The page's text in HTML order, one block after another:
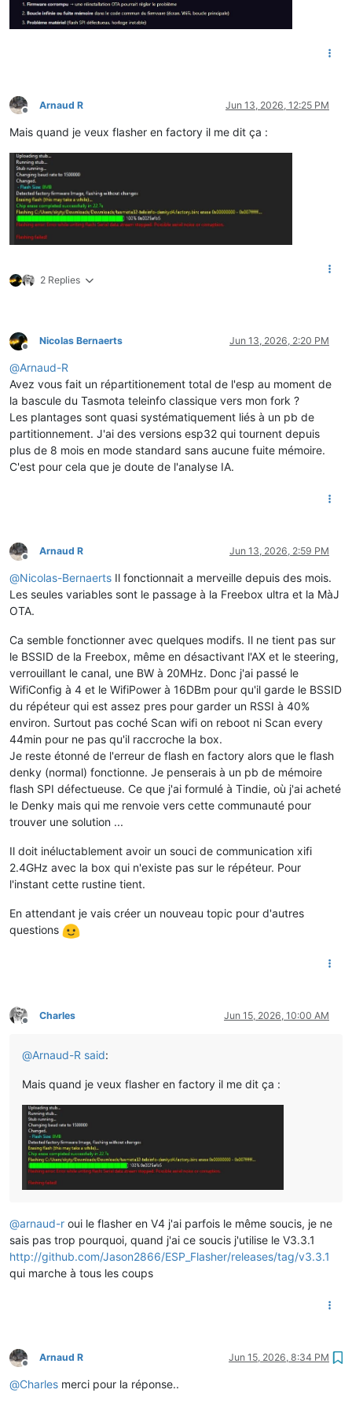
Offline
Arnaud R Jun 13, 2026, 12:25 PM
Mais quand je veux flasher en factory il me dit ça :
2 Replies
Offline
Nicolas Bernaerts Jun 13, 2026, 2:20 PM
@Arnaud-R
Avez vous fait un répartitionement total de l'esp au moment de
la bascule du Tasmota teleinfo classique vers mon fork ?
Les plantages sont quasi systématiquement liés à un pb de
partitionnement. J'ai des versions esp32 qui tournent depuis
plus de 8 mois en mode standard sans aucune fuite mémoire.
C'est pour cela que je doute de l'analyse IA.
Offline
Arnaud R Jun 13, 2026, 2:59 PM
@Nicolas-Bernaerts Il fonctionnait a merveille depuis des mois.
Les seules variables sont le passage à la Freebox ultra et la MàJ
OTA.
Ca semble fonctionner avec quelques modifs. Il ne tient pas sur
le BSSID de la Freebox, même en désactivant l'AX et le steering,
verrouillant le canal, une BW à 20MHz. Donc j'ai passé le
WifiConfig à 4 et le WifiPower à 16DBm pour qu'il garde le BSSID
du répéteur qui est assez pres pour garder un RSSI à 40%
environ. Surtout pas coché Scan wifi on reboot ni Scan every
44min pour ne pas qu'il raccroche la box.
Je reste étonné de l'erreur de flash en factory alors que le flash
denky (normal) fonctionne. Je penserais à un pb de mémoire
flash SPI défectueuse. Ce que j'ai formulé à Tindie, où j'ai acheté
le Denky mais qui me renvoie vers cette communauté pour
trouver une solution ...
Il doit inéluctablement avoir un souci de communication xifi
2.4GHz avec la box qui n'existe pas sur le répéteur. Pour
l'instant cette rustine tient.
En attendant je vais créer un nouveau topic pour d'autres
questions
Offline
Charles Jun 15, 2026, 10:00 AM
@Arnaud-R said:
Mais quand je veux flasher en factory il me dit ça :
@arnaud-r oui le flasher en V4 j'ai parfois le même soucis, je ne
sais pas trop pourquoi, quand j'ai ce soucis j'utilise le V3.3.1
http://github.com/Jason2866/ESP_Flasher/releases/tag/v3.3.1
qui marche à tous les coups
Offline
Arnaud R Jun 15, 2026, 8:34 PM
@Charles merci pour la réponse..